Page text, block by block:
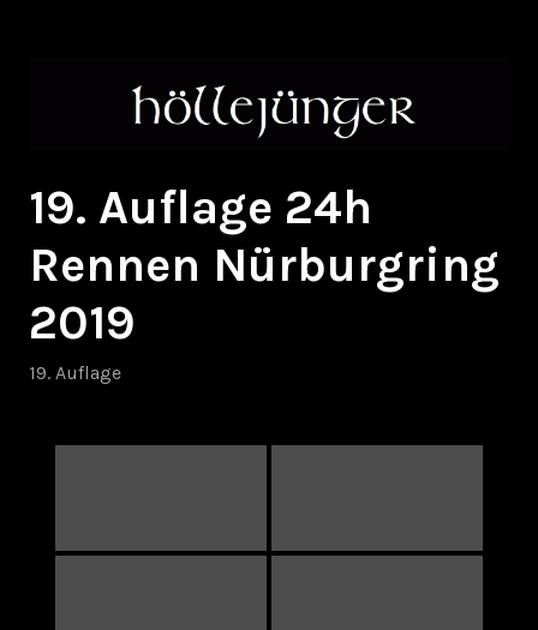
19. Auflage 24h
Rennen Nürburgring
2019
19. Auflage